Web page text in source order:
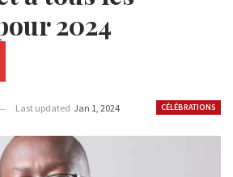
2024
CÉLÉBRATIONS
Last updated Jan 1, 2024